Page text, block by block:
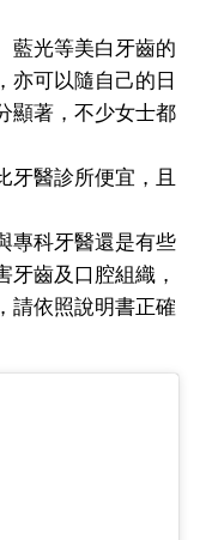
藍光等美白牙齒的
亦可以隨自己的日
顯著，不少女士都
牙醫診所便宜，且
專科牙醫還是有些
牙齒及口腔組織，
請依照說明書正確